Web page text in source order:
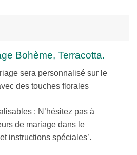
Bohème, Terracotta.
sera personnalisé sur le
des touches florales
: N’hésitez pas à
de mariage dans le
instructions spéciales’.